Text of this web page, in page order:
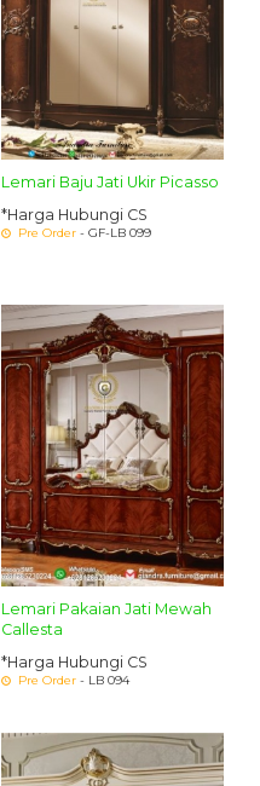
Lemari Baju Jati Ukir Picasso
*Harga Hubungi CS
Pre Order - GF-LB 099
Lemari Pakaian Jati Mewah
Callesta
*Harga Hubungi CS
Pre Order - LB 094